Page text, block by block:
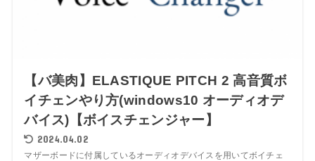
【バ美肉】ELASTIQUE PITCH 2 高音質ボ
イチェンやり方(windows10 オーディオデ
バイス)【ボイスチェンジャー】
2024.04.02
マザーボードに付属しているオーディオデバイスを用いてボイチェ